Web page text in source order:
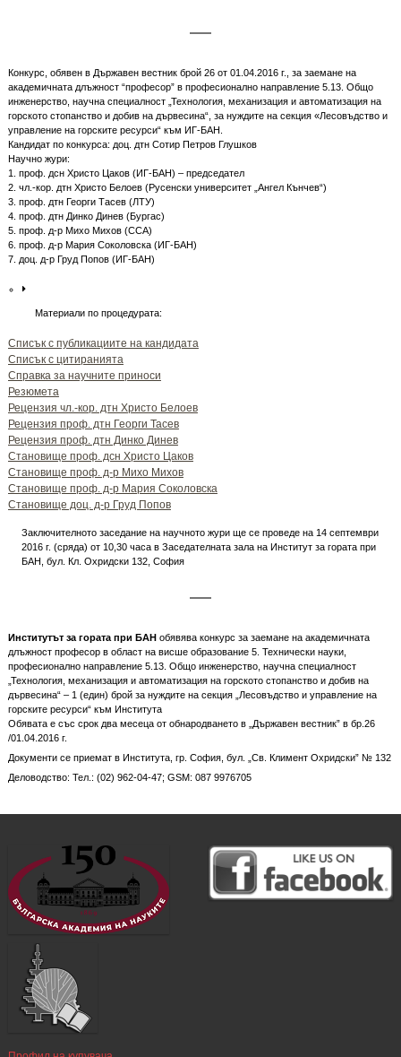
Конкурс, обявен в Държавен вестник брой 26 от 01.04.2016 г., за заемане на
академичната длъжност “професор” в професионално направление 5.13. Общо
инженерство, научна специалност „Технология, механизация и автоматизация на
горското стопанство и добив на дървесина“, за нуждите на секция «Лесовъдство и
управление на горските ресурси“ към ИГ-БАН.
Кандидат по конкурса: доц. дтн Сотир Петров Глушков
Научно жури:
1. проф. дсн Христо Цаков (ИГ-БАН) – председател
2. чл.-кор. дтн Христо Белоев (Русенски университет „Ангел Кънчев“)
3. проф. дтн Георги Тасев (ЛТУ)
4. проф. дтн Динко Динев (Бургас)
5. проф. д-р Михо Михов (ССА)
6. проф. д-р Мария Соколовска (ИГ-БАН)
7. доц. д-р Груд Попов (ИГ-БАН)
Материали по процедурата:
Списък с публикациите на кандидата
Списък с цитиранията
Справка за научните приноси
Резюмета
Рецензия чл.-кор. дтн Христо Белоев
Рецензия проф. дтн Георги Тасев
Рецензия проф. дтн Динко Динев
Становище проф. дсн Христо Цаков
Становище проф. д-р Михо Михов
Становище проф. д-р Мария Соколовска
Становище доц. д-р Груд Попов
Заключителното заседание на научното жури ще се проведе на 14 септември
2016 г. (сряда) от 10,30 часа в Заседателната зала на Институт за гората при
БАН, бул. Кл. Охридски 132, София
Институтът за гората при БАНобявява конкурс за заемане на академичната
длъжност професор в област на висше образование 5. Технически науки,
професионално направление 5.13. Общо инженерство, научна специалност
„Технология, механизация и автоматизация на горското стопанство и добив на
дървесина“ – 1 (един) брой за нуждите на секция „Лесовъдство и управление на
горските ресурси“ към Института
Обявата е със срок два месеца от обнародването в „Държавен вестник” в бр.26
/01.04.2016 г.
Документи се приемат в Института, гр. София, бул. „Св. Климент Охридски” № 132
Деловодство: Тел.: (02) 962-04-47; GSM: 087 9976705